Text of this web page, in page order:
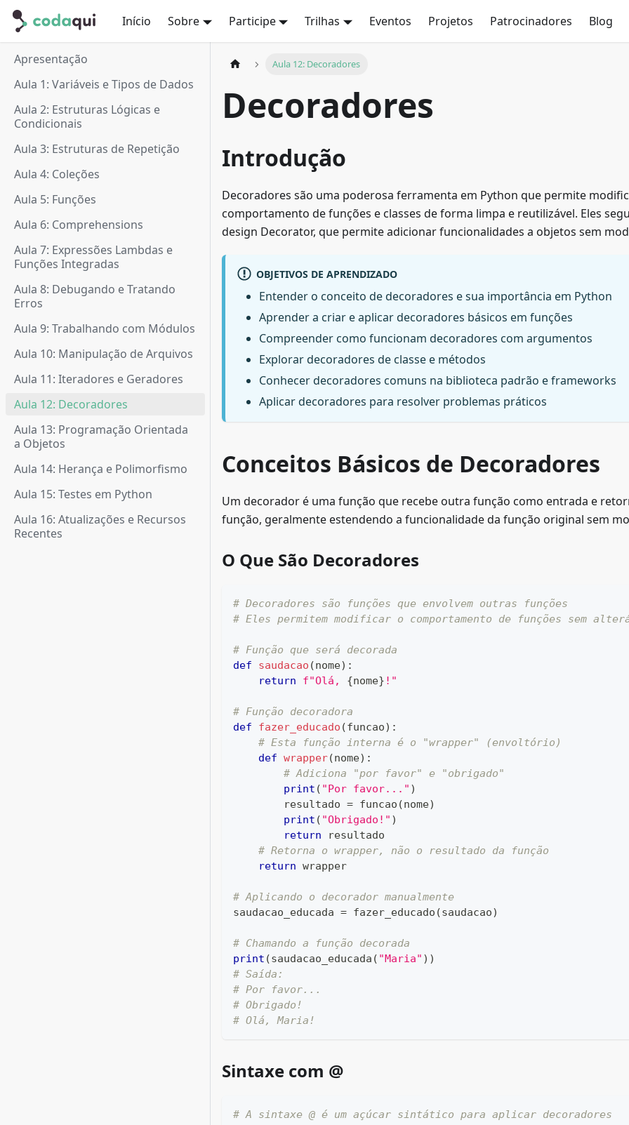
Início Sobre Participe Trilhas Eventos Projetos Patrocinadores Blog
Apresentação
Aula 1: Variáveis e Tipos de Dados
Aula 2: Estruturas Lógicas e
Condicionais
Aula 3: Estruturas de Repetição
Aula 4: Coleções
Aula 5: Funções
Aula 6: Comprehensions
Aula 7: Expressões Lambdas e
Funções Integradas
Aula 8: Debugando e Tratando
Erros
Aula 9: Trabalhando com Módulos
Aula 10: Manipulação de Arquivos
Aula 11: Iteradores e Geradores
Aula 12: Decoradores
Aula 13: Programação Orientada
a Objetos
Aula 14: Herança e Polimorfismo
Aula 15: Testes em Python
Aula 16: Atualizações e Recursos
Recentes
Aula 12: Decoradores
Decoradores
Introdução
Decoradores são uma poderosa ferramenta em Python que permite
comportamento de funções e classes de forma limpa e reutilizável. Eles
design Decorator, que permite adicionar funcionalidades a objetos sem
OBJETIVOS DE APRENDIZADO
Entender o conceito de decoradores e sua importância em Python
Aprender a criar e aplicar decoradores básicos em funções
Compreender como funcionam decoradores com argumentos
Explorar decoradores de classe e métodos
Conhecer decoradores comuns na biblioteca padrão e frameworks
Aplicar decoradores para resolver problemas práticos
Conceitos Básicos de Decoradores
Um decorador é uma função que recebe outra função como entrada e
função, geralmente estendendo a funcionalidade da função original sem
O Que São Decoradores
# Decoradores são funções que envolvem outras funções
# Eles permitem modificar o comportamento de funções sem
# Função que será decorada
def
saudacao (nome) :
return
f"Olá, {nome} !"
# Função decoradora
def
fazer_educado (funcao) :
# Esta função interna é o "wrapper" (envoltório)
def wrapper(nome) :
# Adiciona "por favor" e "obrigado"
print ( "Por favor..." )
        resultado
= funcao (nome)
print ( "Obrigado!" )
return resultado
# Retorna o wrapper, não o resultado da função
return wrapper
# Aplicando o decorador manualmente
saudacao_educada = fazer_educado (saudacao)
# Chamando a função decorada
print (saudacao_educada ( "Maria" ) )
# Saída:
# Por favor...
# Obrigado!
# Olá, Maria!
Sintaxe com @
# A sintaxe @ é um açúcar sintático para aplicar decoradores